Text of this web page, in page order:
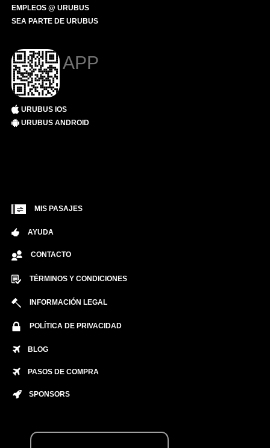
EMPLEOS @ URUBUS
SEA PARTE DE URUBUS
APP
URUBUS IOS
URUBUS ANDROID
MIS PASAJES
AYUDA
CONTACTO
TÉRMINOS Y CONDICIONES
INFORMACIÓN LEGAL
POLÍTICA DE PRIVACIDAD
BLOG
PASOS DE COMPRA
SPONSORS